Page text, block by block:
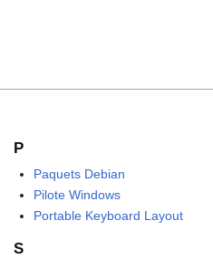
P
Paquets Debian
Pilote Windows
Portable Keyboard Layout
S